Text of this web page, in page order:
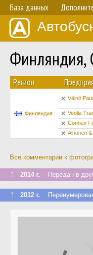
База данных
Регион
Финляндия
Väinö
Veolia
Connex
Alhonen
Все комментарии к
↑ 2014 г. Передан в
↑ 2012 г.